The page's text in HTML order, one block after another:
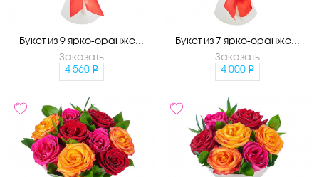
Букет из 9 ярко-оранже...
Заказать
4 560
Букет из 7 ярко-оранже...
Заказать
4 000